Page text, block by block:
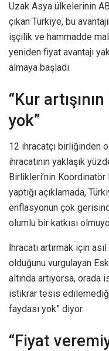
Uzak Asya ülkelerinin
çıkan Türkiye, bu
işçilik ve hammadde
yeniden fiyat avantajı
almaya başladı.
“Kur
yok”
12 ihracatçı birliğinden
ihracatının yaklaşık
Birlikleri’nin Koordinatör
yaptığı açıklamada,
enflasyonun çok
olumlu bir katkısı
İhracatı artırmak için
olduğunu vurgulayan
altında artıyorsa, orada
istikrar tesis edilemediği
faydası yok” diyor.
“Fiyat